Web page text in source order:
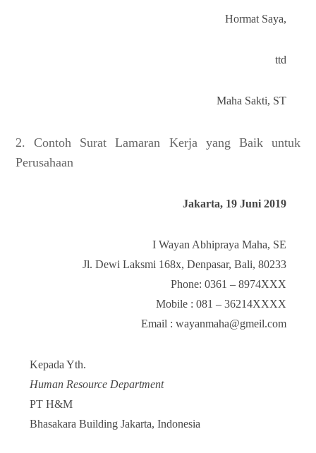
Hormat Saya,
ttd
Maha Sakti, ST
2. Contoh Surat Lamaran Kerja yang Baik untuk
Perusahaan
Jakarta, 19 Juni 2019
I Wayan Abhipraya Maha, SE
Jl. Dewi Laksmi 168x, Denpasar, Bali, 80233
Phone: 0361 – 8974XXX
Mobile : 081 – 36214XXXX
Email : wayanmaha@gmeil.com
Kepada Yth.
Human Resource Department
PT H&M
Bhasakara Building Jakarta, Indonesia